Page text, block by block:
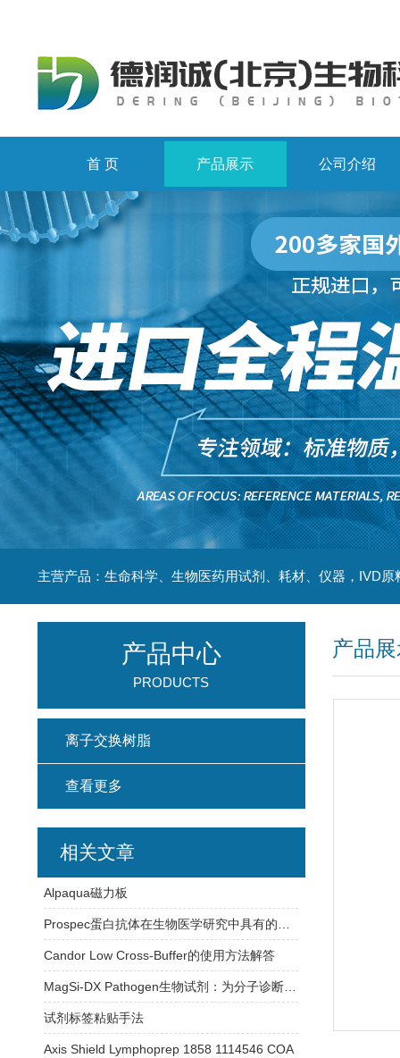
首 页 产品展示 公司介绍
主营产品：生命科学、生物医药用试剂、耗材、仪器，IVD原
产品
产品中心
PRODUCTS
离子交换树脂
查看更多
相关文章
Alpaqua磁力板
Candor Low Cross-Buffer的使用方法解答
试剂标签粘贴手法
Axis Shield Lymphoprep 1858 1114546 COA